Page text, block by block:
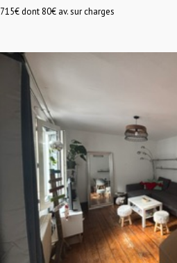
715€ dont 80€ av. sur charges